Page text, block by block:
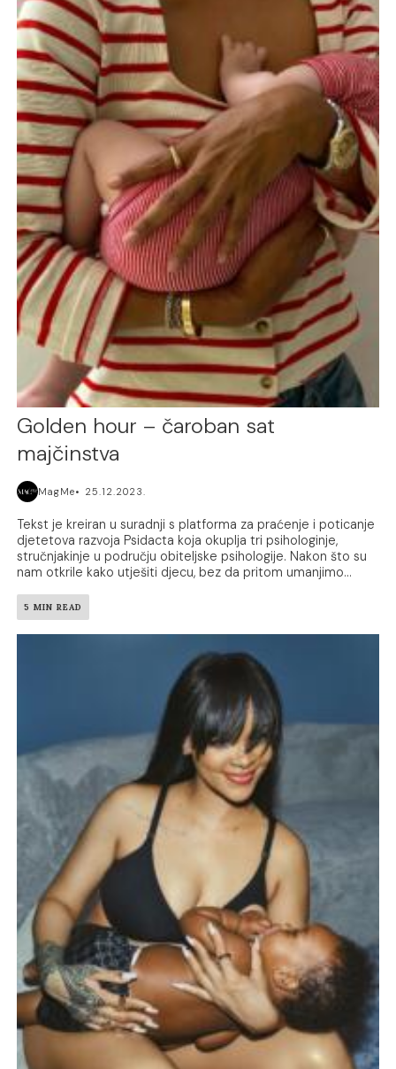
Golden hour – čaroban sat
majčinstva
MagMe 25.12.2023.
Tekst je kreiran u suradnji s platforma za praćenje i poticanje
djetetova razvoja Psidacta koja okuplja tri psihologinje,
stručnjakinje u području obiteljske psihologije. Nakon što su
nam otkrile kako utješiti djecu, bez da pritom umanjimo...
5 MIN READ